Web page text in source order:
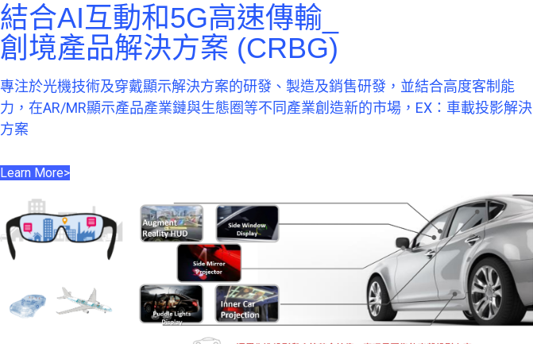
結合AI互動和5G高速傳輸_
創境產品解決方案 (CRBG)
專注於光機技術及穿戴顯示解決方案的研發、製造及銷售研發，並結合高度客制能
力，在AR/MR顯示產品產業鏈與生態圈等不同產業創造新的市場，EX：車載投影解決
方案
Learn More>